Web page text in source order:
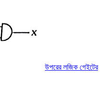
উপরের লজিক গেইটের